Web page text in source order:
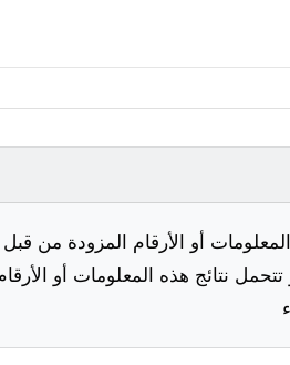
أو الأرقام المزودة من
نتائج هذه المعلومات أو